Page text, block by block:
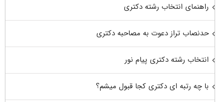
راهنمای انتخاب رشته دکتری
حدنصاب تراز دعوت به مصاحبه دکتری
انتخاب رشته دکتری پیام نور
با چه رتبه ای دکتری کجا قبول میشم؟